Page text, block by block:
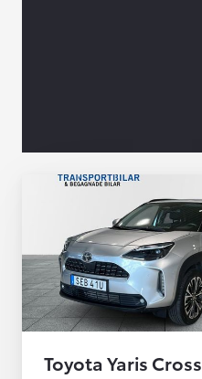
Toyota Yaris Cross